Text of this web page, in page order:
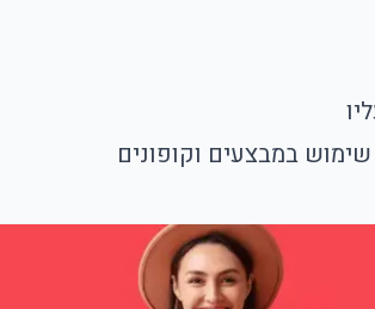
במבצעים וקופונים